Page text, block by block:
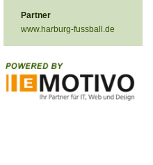
Partner
www.harburg-fussball.de